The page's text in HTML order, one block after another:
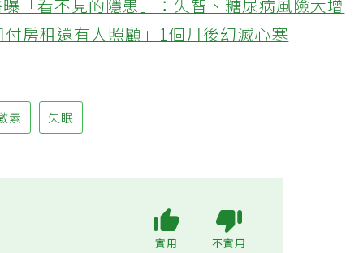
「看不見的隱患」：失智、糖尿病風險大增
房租還有人照顧」1個月後幻滅心寒
素 失眠